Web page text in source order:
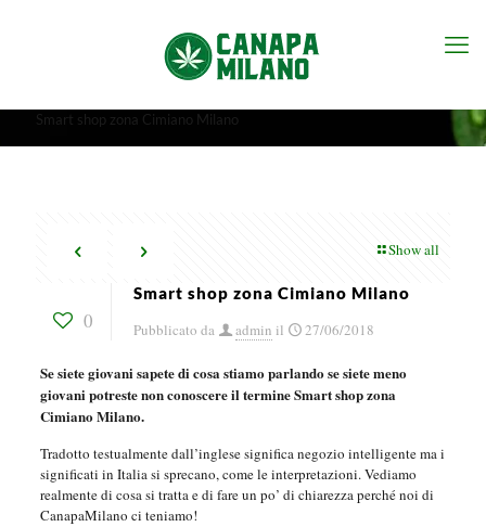
Smart shop zona Cimiano Milano
Show all
0
Smart shop zona Cimiano Milano
Pubblicato da
admin il 27/06/2018
Se siete giovani sapete di cosa stiamo parlando se siete meno
giovani potreste non conoscere il termine Smart shop zona
Cimiano Milano.
Tradotto testualmente dall’inglese significa negozio intelligente ma i
significati in Italia si sprecano, come le interpretazioni. Vediamo
realmente di cosa si tratta e di fare un po’ di chiarezza perché noi di
CanapaMilano ci teniamo!